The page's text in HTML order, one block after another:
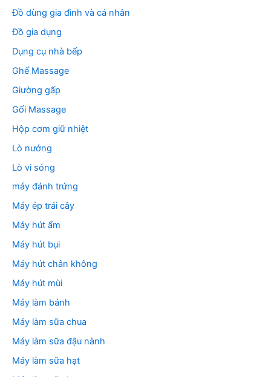
Đồ dùng gia đình và cá nhân
Đồ gia dụng
Dụng cụ nhà bếp
Ghế Massage
Giường gấp
Gối Massage
Hộp cơm giữ nhiệt
Lò nướng
Lò vi sóng
máy đánh trứng
Máy ép trái cây
Máy hút ẩm
Máy hút bụi
Máy hút chân không
Máy hút mùi
Máy làm bánh
Máy làm sữa chua
Máy làm sữa đậu nành
Máy làm sữa hạt